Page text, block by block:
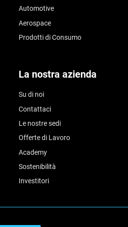
Automotive
Aerospace
Prodotti di Consumo
La nostra azienda
Su di noi
Contattaci
Le nostre sedi
Offerte di Lavoro
Academy
Sostenibilità
Investitori